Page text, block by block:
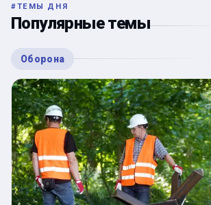
#ТЕМЫ ДНЯ
Популярные темы
Оборона